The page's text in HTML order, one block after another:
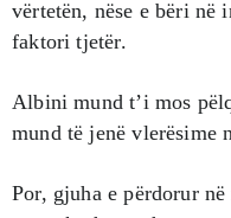
vërtetën, nëse e bëri në
faktori tjetër.
Albini mund t’i mos
mund të jenë vlerësime
Por, gjuha e përdorur